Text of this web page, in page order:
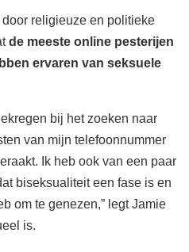
religieuze en politieke
de meeste online pesterijen
ervaren van seksuele
bij het zoeken naar
van mijn telefoonnummer
Ik heb ook van een paar
biseksualiteit een fase is en
om te genezen,” legt Jamie
is.